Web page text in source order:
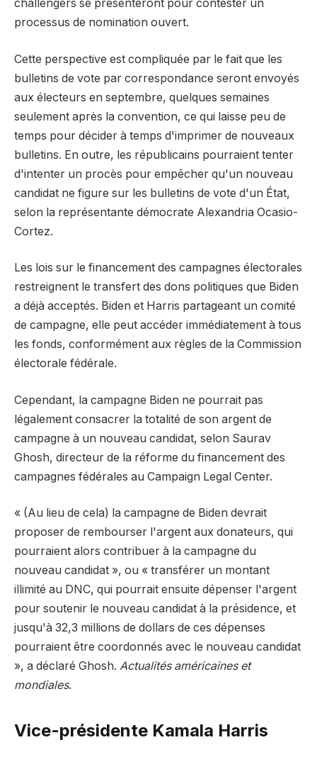
challengers se présenteront pour contester un
processus de nomination ouvert.
Cette perspective est compliquée par le fait que les
bulletins de vote par correspondance seront envoyés
aux électeurs en septembre, quelques semaines
seulement après la convention, ce qui laisse peu de
temps pour décider à temps d'imprimer de nouveaux
bulletins. En outre, les républicains pourraient tenter
d'intenter un procès pour empêcher qu'un nouveau
candidat ne figure sur les bulletins de vote d'un État,
selon la représentante démocrate Alexandria Ocasio-
Cortez.
Les lois sur le financement des campagnes électorales
restreignent le transfert des dons politiques que Biden
a déjà acceptés. Biden et Harris partageant un comité
de campagne, elle peut accéder immédiatement à tous
les fonds, conformément aux règles de la Commission
électorale fédérale.
Cependant, la campagne Biden ne pourrait pas
légalement consacrer la totalité de son argent de
campagne à un nouveau candidat, selon Saurav
Ghosh, directeur de la réforme du financement des
campagnes fédérales au Campaign Legal Center.
« (Au lieu de cela) la campagne de Biden devrait
proposer de rembourser l'argent aux donateurs, qui
pourraient alors contribuer à la campagne du
nouveau candidat », ou « transférer un montant
illimité au DNC, qui pourrait ensuite dépenser l'argent
pour soutenir le nouveau candidat à la présidence, et
jusqu'à 32,3 millions de dollars de ces dépenses
pourraient être coordonnés avec le nouveau candidat
», a déclaré Ghosh. Actualités américaines et
mondiales.
Vice-présidente Kamala Harris